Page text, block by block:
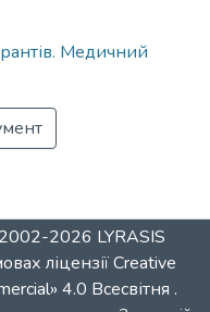
Медичний
2026 LYRASIS
ліцензіїCreative
4.0 Всесвітня .